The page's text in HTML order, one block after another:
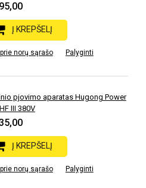
Į KREPŠELĮ
norų sąrašo Palyginti
pjovimo aparatas Hugong Power
III 380V
Į KREPŠELĮ
norų sąrašo Palyginti